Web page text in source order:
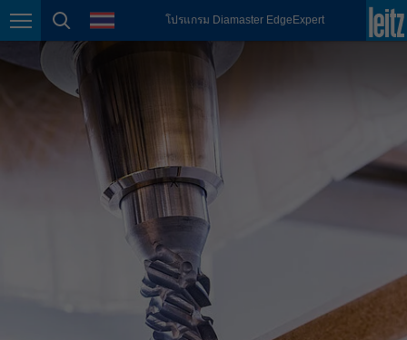
การนำทางหน้า
ค้นหาหน้า
ภาษา โปรแกรม Diamaster EdgeExpert
México
Nederland
Österreich
deutsch
Polska
polski
Portugal
português
România
Română